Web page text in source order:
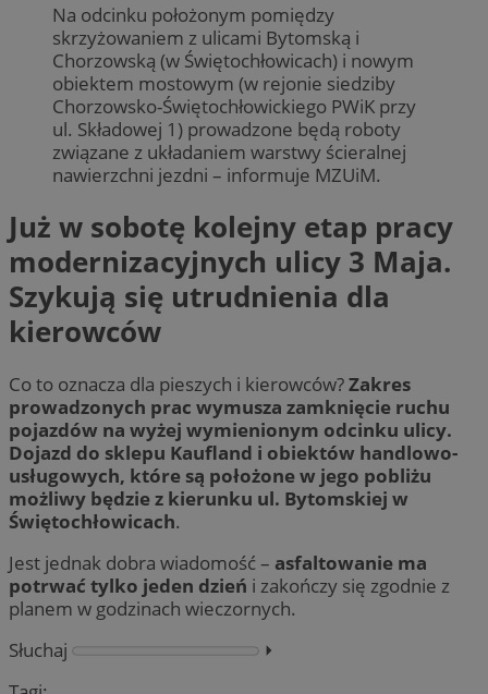
Na odcinku położonym pomiędzy
skrzyżowaniem z ulicami Bytomską i
Chorzowską (w Świętochłowicach) i nowym
obiektem mostowym (w rejonie siedziby
Chorzowsko-Świętochłowickiego PWiK przy
ul. Składowej 1) prowadzone będą roboty
związane z układaniem warstwy ścieralnej
nawierzchni jezdni – informuje MZUiM.
Już w sobotę kolejny etap pracy
modernizacyjnych ulicy 3 Maja.
Szykują się utrudnienia dla
kierowców
Co to oznacza dla pieszych i kierowców?Zakres
prowadzonych prac wymusza zamknięcie ruchu
pojazdów na wyżej wymienionym odcinku ulicy.
Dojazd do sklepu Kaufland i obiektów handlowo-
usługowych, które są położone w jego pobliżu
możliwy będzie z kierunku ul. Bytomskiej w
Świętochłowicach.
Jest jednak dobra wiadomość – asfaltowanie ma
potrwać tylko jeden dzień i zakończy się zgodnie z
planem w godzinach wieczornych.
Słuchaj
⏵︎